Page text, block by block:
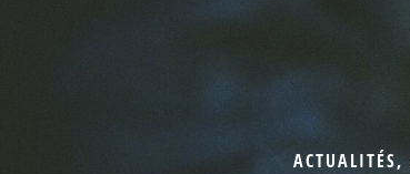
ACTUALITÉS,